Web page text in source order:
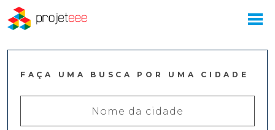
FAÇA UMA BUSCA POR UMA CIDADE